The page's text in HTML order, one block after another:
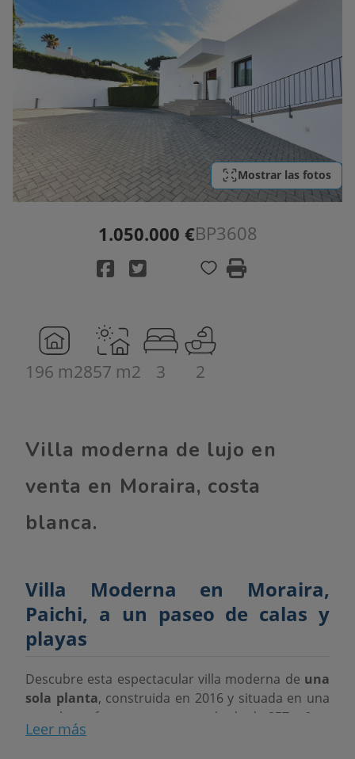
Mostrar las fotos
1.050.000 €BP3608
196 m2857 m2 3 2
Villa moderna de lujo en
venta en Moraira, costa
blanca.
Villa Moderna en Moraira,
Paichi, a un paseo de calas y
playas
Descubre esta espectacular villa moderna de una
sola planta, construida en 2016 y situada en una
parcela perfectamente aprovechada de 857 m²
una de las zonas más deseadas de Moraira. Una
Leer más